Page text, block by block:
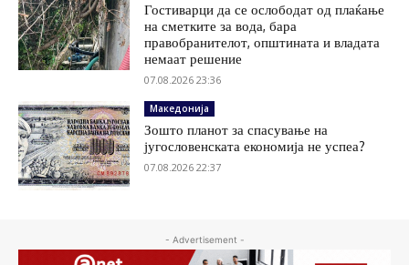
Гостиварци да се ослободат од плаќање
на сметките за вода, бара
правобранителот, општината и владата
немаат решение
07.08.2026 23:36
Македонија
Зошто планот за спасување на
југословенската економија не успеа?
07.08.2026 22:37
- Advertisement -